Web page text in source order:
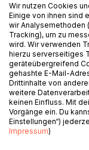
Die
LR
LR
LR
LR
LR
LR
LR
Wir nutzen Cookies
Einige von ihnen sind
wir Analysemethoden
Tracking), um zu
wird. Wir verwenden
hierzu serverseitiges
geräteübergreifend
gehashte E-Mail-
Drittinhalte von
weitere
keinen Einfluss. Mit
Vorgänge ein. Du
Einstellungen“)
Impressum)